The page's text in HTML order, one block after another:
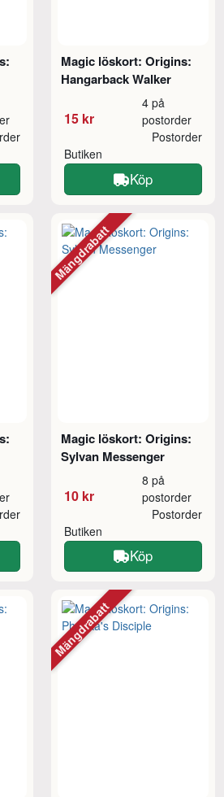
Magic löskort: Origins:
Hangarback Walker
15 kr
4 på
postorder
Butiken
Postorder
Köp
Magic löskort: Origins:
Sylvan Messenger
10 kr
8 på
postorder
Butiken
Postorder
Köp
Mängdrabatt
Mängdrabatt